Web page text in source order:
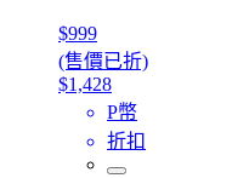
$999
(售價已折)
$1,428
P幣
折扣